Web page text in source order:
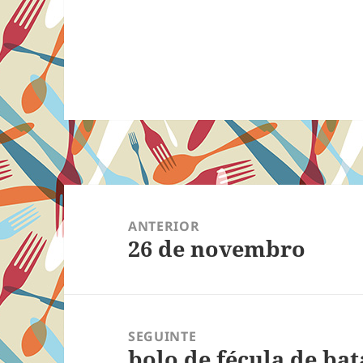
Navegação
de
ANTERIOR
Post
26 de novembro
SEGUINTE
Próximo